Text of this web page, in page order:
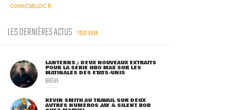
COMICSBLOG.fr
LES DERNIÈRES ACTUS TOUT VOIR
LANTERNS : DEUX NOUVEAUX EXTRAITS
POUR LA SÉRIE HBO MAX SUR LES
MATINALES DES ETATS-UNIS
BRÈVE
KEVIN SMITH AU TRAVAIL SUR DEUX
AUTRES NUMÉROS JAY & SILENT BOB